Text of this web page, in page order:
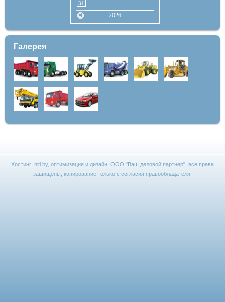
31
2026
Галерея
Хостинг: niti.by, оптимизация и дизайн: ООО "Ваш деловой партнер" , все права
защищены, копирование только с согласия правообладателя.